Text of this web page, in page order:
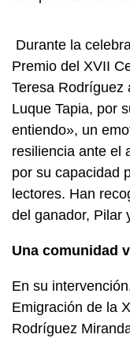
Durante la
Premio del XVII
Teresa Rodríguez
Luque Tapia, por
entiendo», un
resiliencia ante el
por su capacidad
lectores. Han
del ganador, Pilar
Una comunidad
En su
Emigración de la
Rodríguez